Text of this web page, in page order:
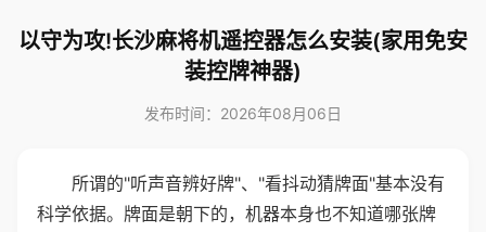
以守为攻!长沙麻将机遥控器怎么安装(家用免安
装控牌神器)
发布时间：2026年08月06日
所谓的"听声音辨好牌"、"看抖动猜牌面"基本没有
科学依据。牌面是朝下的，机器本身也不知道哪张牌